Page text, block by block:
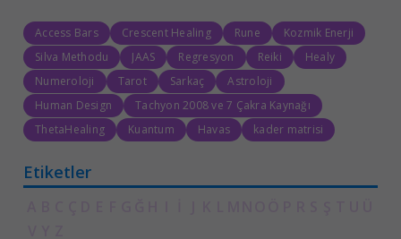
Access Bars Crescent Healing Rune
Kozmik Enerji
Silva Methodu
JAAS Regresyon Reiki
Healy
Numeroloji
Tarot Sarkaç
Astroloji
Human Design
Tachyon 2008 ve 7 Çakra Kaynağı
ThetaHealing
Kuantum Havas kader matrisi
Etiketler